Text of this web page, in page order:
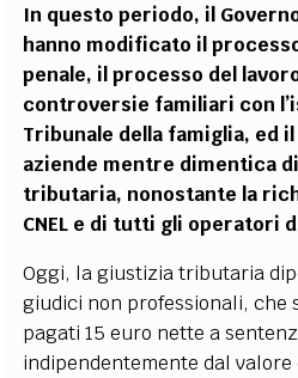
In questo periodo, il
hanno modificato il
penale, il processo del
controversie familiari con
Tribunale della famiglia, ed
aziende mentre dimentica
tributaria, nonostante la
CNEL e di tutti gli operatori
Oggi, la giustizia tributaria
giudici non professionali, che
pagati 15 euro nette a
indipendentemente dal